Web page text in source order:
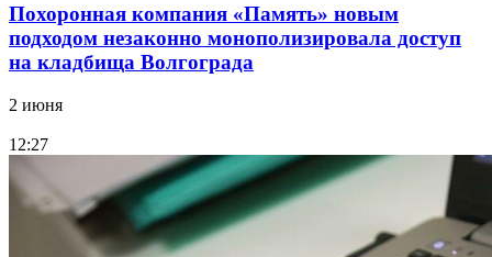
Похоронная компания «Память» новым
подходом незаконно монополизировала доступ
на кладбища Волгограда
2 июня
12:27